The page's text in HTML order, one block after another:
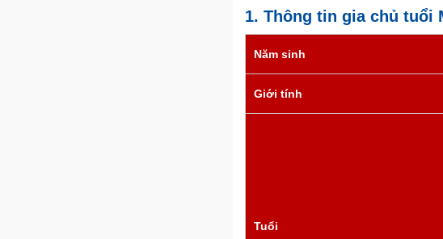
1. Thông tin gia chủ tuổi
Năm sinh
Giới tính
Tuổi